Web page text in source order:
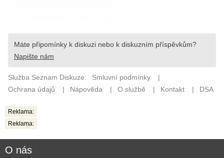
Reklama:
Reklama:
O nás